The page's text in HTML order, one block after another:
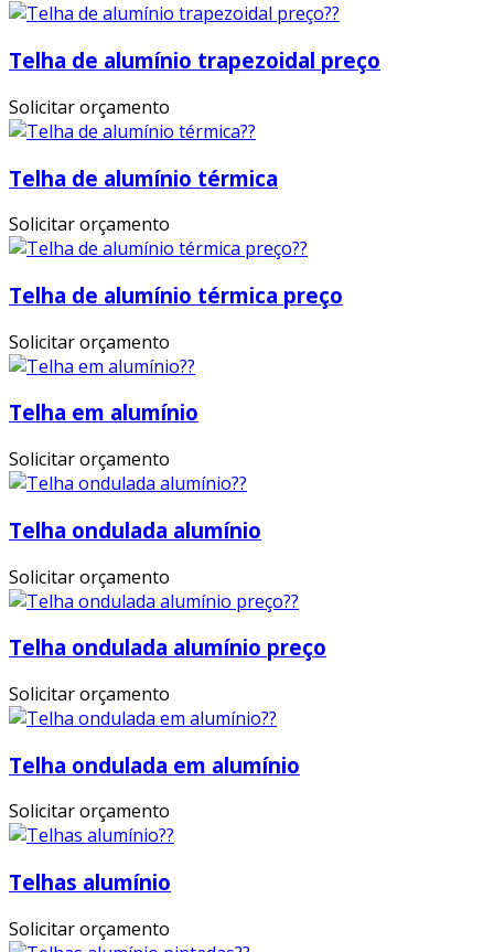
Telha de alumínio trapezoidal preço
Solicitar orçamento
Telha de alumínio térmica
Solicitar orçamento
Telha de alumínio térmica preço
Solicitar orçamento
Telha em alumínio
Solicitar orçamento
Telha ondulada alumínio
Solicitar orçamento
Telha ondulada alumínio preço
Solicitar orçamento
Telha ondulada em alumínio
Solicitar orçamento
Telhas alumínio
Solicitar orçamento